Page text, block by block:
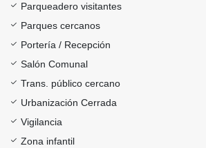
Parqueadero visitantes
Parques cercanos
Portería / Recepción
Salón Comunal
Trans. público cercano
Urbanización Cerrada
Vigilancia
Zona infantil